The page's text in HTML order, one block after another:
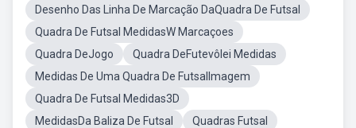
Desenho Das Linha De Marcação DaQuadra De Futsal
Quadra De Futsal MedidasW Marcaçoes
Quadra DeJogo
Quadra DeFutevôlei Medidas
Medidas De Uma Quadra De FutsalImagem
Quadra De Futsal Medidas3D
MedidasDa Baliza De Futsal
Quadras Futsal